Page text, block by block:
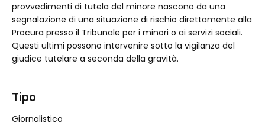
provvedimenti di tutela del minore nascono da una
segnalazione di una situazione di rischio direttamente alla
Procura presso il Tribunale per i minori o ai servizi sociali.
Questi ultimi possono intervenire sotto la vigilanza del
giudice tutelare a seconda della gravità.
Tipo
Giornalistico